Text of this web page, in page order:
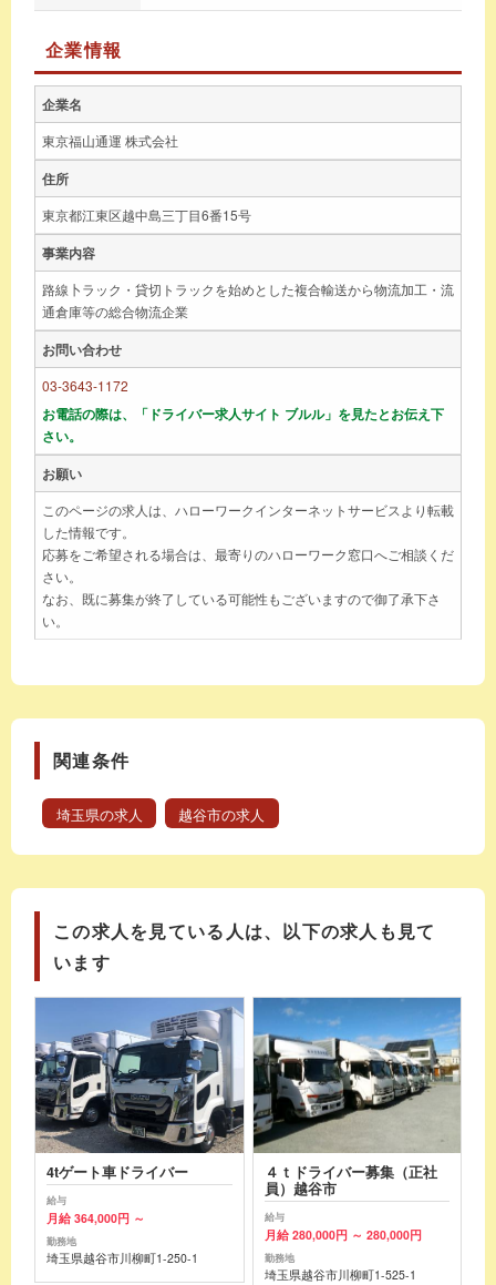
企業情報
企業名
東京福山通運 株式会社
住所
東京都江東区越中島三丁目6番15号
事業内容
路線卜ラック・貸切トラックを始めとした複合輸送から物流加工・流
通倉庫等の総合物流企業
お問い合わせ
03-3643-1172
お電話の際は、「ドライバー求人サイト ブルル」を見たとお伝え下
さい。
お願い
このページの求人は、ハローワークインターネットサービスより転載
した情報です。
応募をご希望される場合は、最寄りのハローワーク窓口へご相談くだ
さい。
なお、既に募集が終了している可能性もございますので御了承下さ
い。
関連条件
埼玉県の求人 越谷市の求人
この求人を見ている人は、以下の求人も見て
います
4tゲート車ドライバー
給与
月給 364,000円 ～
勤務地
埼玉県越谷市川柳町1-250-1
４ｔドライバー募集（正社
員）越谷市
給与
月給 280,000円 ～ 280,000円
勤務地
埼玉県越谷市川柳町1-525-1